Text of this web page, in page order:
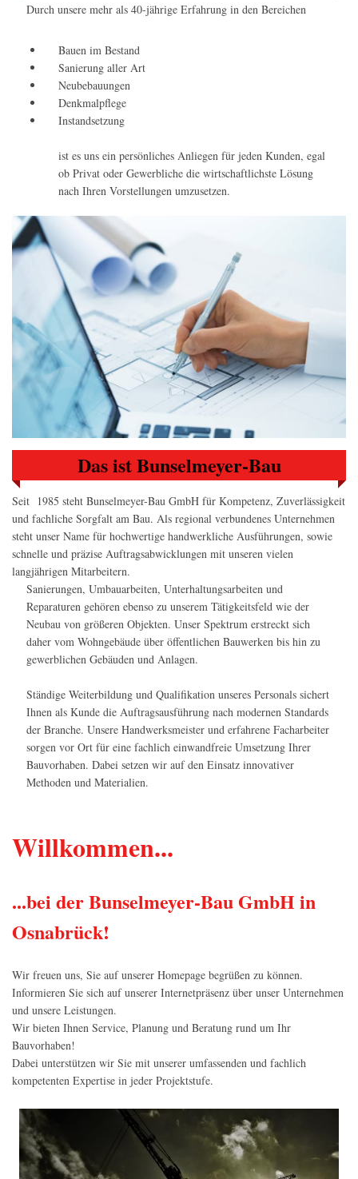
Durch unsere mehr als 40-jährige Erfahrung in den Bereichen
Bauen im Bestand
Sanierung aller Art
Neubebauungen
Denkmalpflege
Instandsetzung
ist es uns ein persönliches Anliegen für jeden Kunden, egal
ob Privat oder Gewerbliche die wirtschaftlichste Lösung
nach Ihren Vorstellungen umzusetzen.
Das ist Bunselmeyer-Bau
Seit 1985 steht Bunselmeyer-Bau GmbH für Kompetenz, Zuverlässigkeit
und fachliche Sorgfalt am Bau. Als regional verbundenes Unternehmen
steht unser Name für hochwertige handwerkliche Ausführungen, sowie
schnelle und präzise Auftragsabwicklungen mit unseren vielen
langjährigen Mitarbeitern.
Sanierungen, Umbauarbeiten, Unterhaltungsarbeiten und
Reparaturen gehören ebenso zu unserem Tätigkeitsfeld wie der
Neubau von größeren Objekten. Unser Spektrum erstreckt sich
daher vom Wohngebäude über öffentlichen Bauwerken bis hin zu
gewerblichen Gebäuden und Anlagen.
Ständige Weiterbildung und Qualifikation unseres Personals sichert
Ihnen als Kunde die Auftragsausführung nach modernen Standards
der Branche. Unsere Handwerksmeister und erfahrene Facharbeiter
sorgen vor Ort für eine fachlich einwandfreie Umsetzung Ihrer
Bauvorhaben. Dabei setzen wir auf den Einsatz innovativer
Methoden und Materialien.
Willkommen...
...bei der Bunselmeyer-Bau GmbH in
Osnabrück!
Wir freuen uns, Sie auf unserer Homepage begrüßen zu können.
Informieren Sie sich auf unserer Internetpräsenz über unser Unternehmen
und unsere Leistungen.
Wir bieten Ihnen Service, Planung und Beratung rund um Ihr
Bauvorhaben!
Dabei unterstützen wir Sie mit unserer umfassenden und fachlich
kompetenten Expertise in jeder Projektstufe.